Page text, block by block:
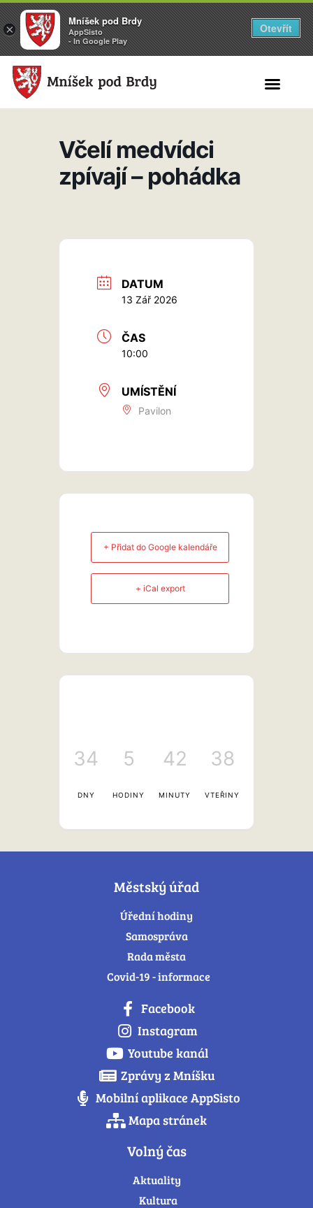
Včelí medvídci
zpívají – pohádka
DATUM
13 Zář 2026
ČAS
10:00
UMÍSTĚNÍ
Pavilon
+ Přidat do Google kalendáře
+ iCal export
34
DNY
5
HODINY
42
MINUTY
38
VTEŘINY
Městský úřad
Úřední hodiny
Samospráva
Rada města
Covid-19 - informace
Facebook
Instagram
Youtube kanál
Zprávy z Mníšku
Mobilní aplikace AppSisto
Mapa stránek
Volný čas
Aktuality
Kultura
×
Mníšek pod Brdy
AppSisto
- In Google Play
Otevřít